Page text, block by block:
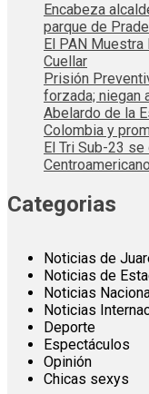
Encabeza
parque de
El PAN
Cuellar
Prisión
forzada; niegan
Abelardo de la
Colombia y
El Tri Sub-23
Categorias
Noticias de
Noticias de
Noticias
Noticias
Deporte
Espectáculos
Opinión
Chicas sexys